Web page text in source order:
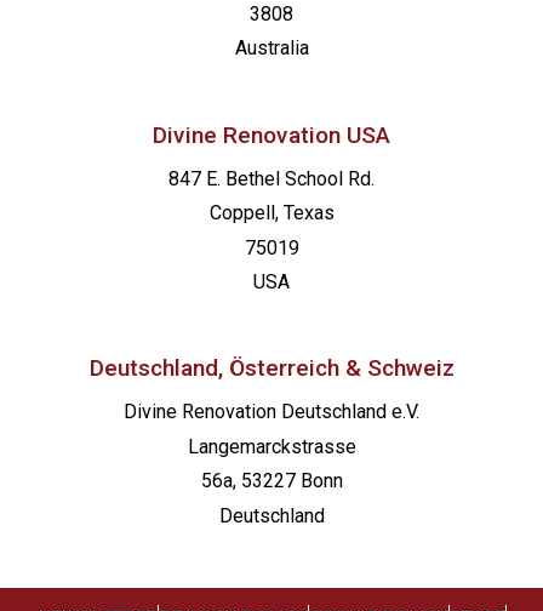
3808
Australia
Divine Renovation USA
847 E. Bethel School Rd.
Coppell, Texas
75019
USA
Deutschland, Österreich & Schweiz
Divine Renovation Deutschland e.V.
Langemarckstrasse
56a, 53227 Bonn
Deutschland